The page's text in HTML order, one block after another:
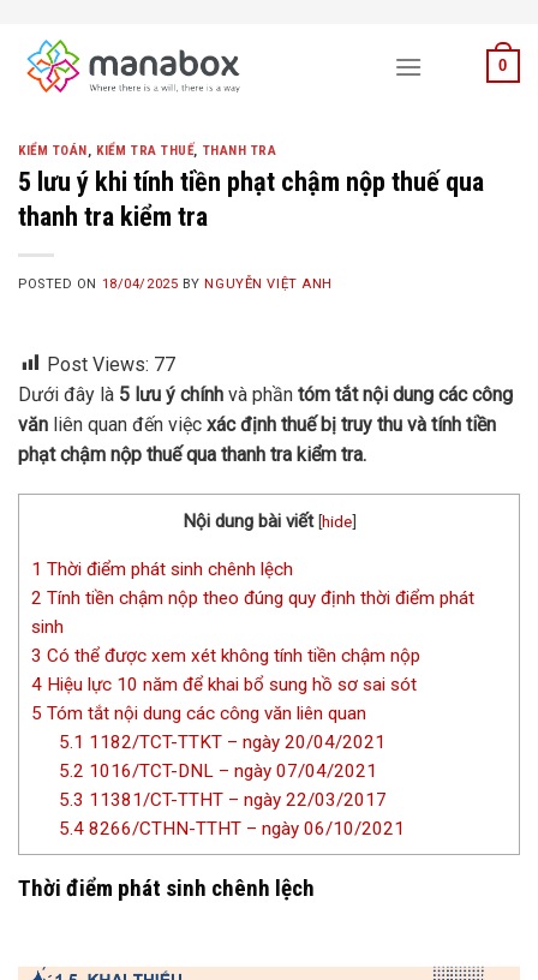
content
0
KIỂM TOÁN, KIỂM TRA THUẾ, THANH TRA
5 lưu ý khi tính tiền phạt chậm nộp thuế qua
thanh tra kiểm tra
POSTED ON 18/04/2025 BYNGUYỄN VIỆT ANH
Post Views: 77
Dưới đây là 5 lưu ý chính và phần tóm tắt nội dung các công
văn liên quan đến việc xác định thuế bị truy thu và tính tiền
phạt chậm nộp thuế qua thanh tra kiểm tra.
Nội dung bài viết [hide]
1 Thời điểm phát sinh chênh lệch
2 Tính tiền chậm nộp theo đúng quy định thời điểm phát
sinh
3 Có thể được xem xét không tính tiền chậm nộp
4 Hiệu lực 10 năm để khai bổ sung hồ sơ sai sót
5 Tóm tắt nội dung các công văn liên quan
5.1 1182/TCT-TTKT – ngày 20/04/2021
5.2 1016/TCT-DNL – ngày 07/04/2021
5.3 11381/CT-TTHT – ngày 22/03/2017
5.48266/CTHN-TTHT – ngày 06/10/2021
Thời điểm phát sinh chênh lệch